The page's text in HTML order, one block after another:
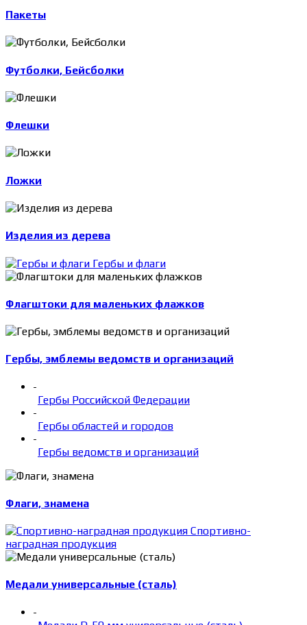
Пакеты
Футболки, Бейсболки
Флешки
Ложки
Изделия из дерева
Гербы и флаги
Флагштоки для маленьких флажков
Гербы, эмблемы ведомств и организаций
-
Гербы Российской Федерации
-
Гербы областей и городов
-
Гербы ведомств и организаций
Флаги, знамена
Спортивно-
наградная продукция
Медали универсальные (сталь)
-